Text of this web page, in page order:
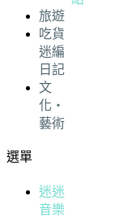
旅遊
吃貨
迷編
日記
文
化・
藝術
選單
迷迷
音樂